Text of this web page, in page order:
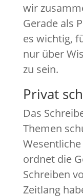
wir
Gerade als
es wichtig,
nur über
zu sein.
Privat
Das
Themen
ordnet die
Schreiben
Zeitlang